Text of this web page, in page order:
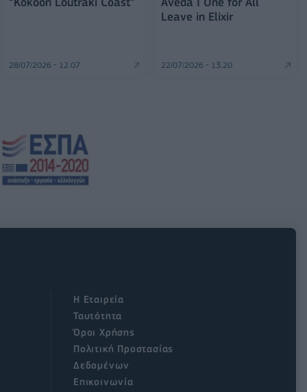
28/07/2026 - 12:07
Leave in Elixir
22/07/2026 - 13:20
Η Εταιρεία
Ταυτότητα
Όροι Χρήσης
Πολιτική Προστασίας
Δεδομένων
Επικοινωνία